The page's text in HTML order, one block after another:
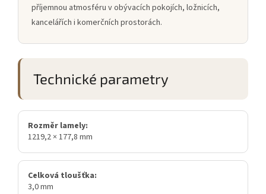
příjemnou atmosféru v obývacích pokojích, ložnicích,
kancelářích i komerčních prostorách.
Technické parametry
Rozměr lamely:
1219,2 × 177,8 mm
Celková tloušťka:
3,0 mm